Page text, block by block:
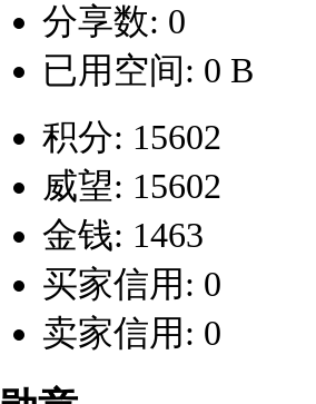
分享数: 0
已用空间: 0 B
积分: 15602
威望: 15602
金钱: 1463
买家信用: 0
卖家信用: 0